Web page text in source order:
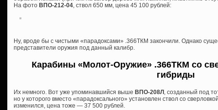
На фото ВПО-212-04, ствол 650 мм, цена 45 100 рублей:
Ну, вроде бы с чистыми «парадоксами» .366ТКМ закончили. Однако
представители оружия под данный калибр.
Карабины «Молот-Оружие» .366ТКМ со
гибриды
Их немного. Вот уже упоминавшийся выше ВПО-208Л , созданный под
но у которого вместо «парадоксального» установлен ствол со
изменился, цена тоже — 37 500 рублей.